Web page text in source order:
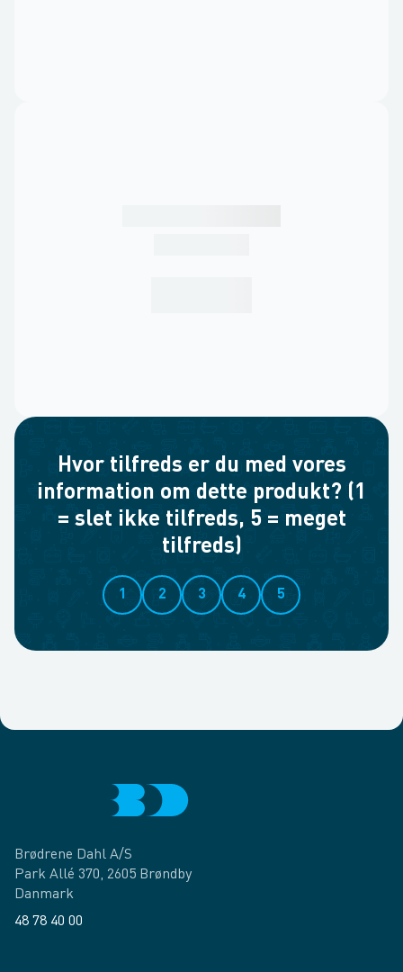
Hvor tilfreds er du med vores
information om dette produkt? (1
= slet ikke tilfreds, 5 = meget
tilfreds)
1 2 3 4 5
Brødrene Dahl A/S
Park Allé 370, 2605 Brøndby
Danmark
48 78 40 00